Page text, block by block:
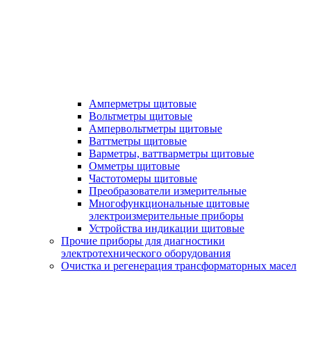
Амперметры щитовые
Вольтметры щитовые
Ампервольтметры щитовые
Ваттметры щитовые
Варметры, ваттварметры щитовые
Омметры щитовые
Частотомеры щитовые
Преобразователи измерительные
Многофункциональные щитовые
электроизмерительные приборы
Устройства индикации щитовые
Прочие приборы для диагностики
электротехнического оборудования
Очистка и регенерация трансформаторных масел